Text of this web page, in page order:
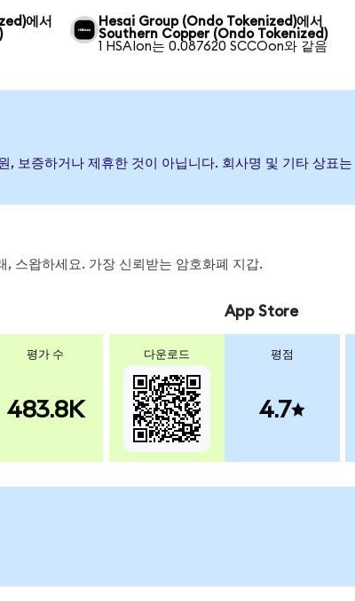
에서
Hesai Group (Ondo Tokenized)에서
Southern Copper (Ondo Tokenized)
1 HSAIon는 0.087620 SCCOon와 같음
, 보증하거나 제휴한 것이 아닙니다. 회사명 및 기타 상표
스왑하세요. 가장 신뢰받는 암호화폐 지갑.
평가 수
483.8K
다운로드
App Store
평점
4.7